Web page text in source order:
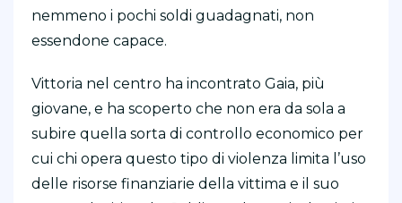
nemmeno i pochi soldi guadagnati, non
essendone capace.
Vittoria nel centro ha incontrato Gaia, più
giovane, e ha scoperto che non era da sola a
subire quella sorta di controllo economico per
cui chi opera questo tipo di violenza limita l’uso
delle risorse finanziarie della vittima e il suo